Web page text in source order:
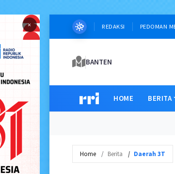
× REDAKSI PEDOMAN
BANTEN
HOME BERITA
Home Berita Daerah 3T